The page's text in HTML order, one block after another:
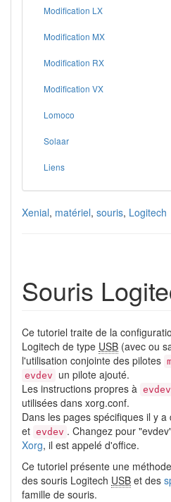
Modification LX
Modification MX
Modification RX
Modification VX
Lomoco
Solaar
Liens
Xenial, matériel, souris, Logitech
Souris
Ce tutoriel traite de la
Logitech de type USB (avec ou
l'utilisation conjointe des pilotes
evdev
un pilote ajouté.
Les instructions propres à evdev
utilisées dans xorg.conf.
Dans les pages spécifiques il y
et evdev . Changez pour
Xorg, il est appelé d'office.
Ce tutoriel présente une
des souris Logitech USB et des
famille de souris.